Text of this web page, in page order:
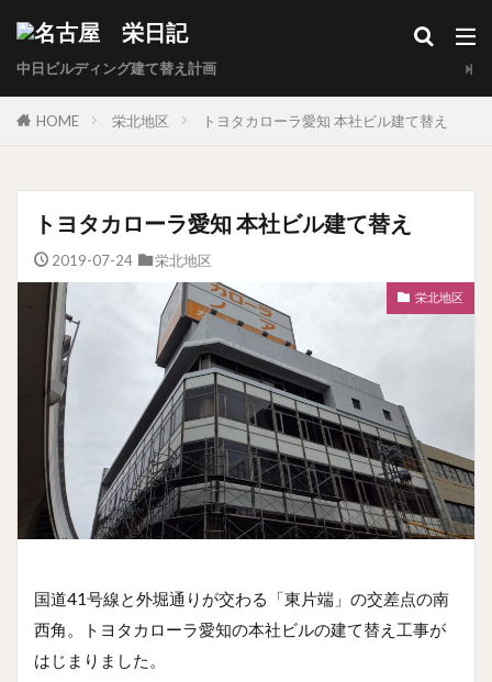
中日ビルディング建て替え計画
HOME 栄北地区 トヨタカローラ愛知 本社ビル建て替え
トヨタカローラ愛知 本社ビル建て替え
2019-07-24 栄北地区
栄北地区
国道41号線と外堀通りが交わる「東片端」の交差点の南
西角。トヨタカローラ愛知の本社ビルの建て替え工事が
はじまりました。